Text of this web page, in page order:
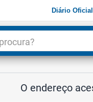
Diário Oficial
O endereço